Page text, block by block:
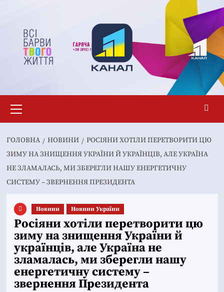
вмісту
меню
ГОЛОВНА НОВИНИ
РОСІЯНИ ХОТІЛИ ПЕРЕТВОРИТИ ЦЮ
ЗИМУ НА ЗНИЩЕННЯ УКРАЇНИ Й УКРАЇНЦІВ, АЛЕ УКРАЇНА
НЕ ЗЛАМАЛАСЬ, МИ ЗБЕРЕГЛИ НАШУ ЕНЕРГЕТИЧНУ
СИСТЕМУ – ЗВЕРНЕННЯ ПРЕЗИДЕНТА
Новини Новини України
Росіяни хотіли перетворити цю
зиму на знищення України й
українців, але Україна не
зламалась, ми зберегли нашу
енергетичну систему –
звернення Президента